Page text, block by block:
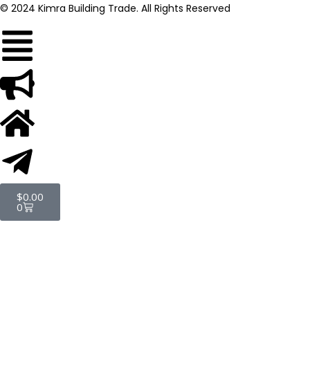
© 2024 Kimra Building Trade. All Rights Reserved
$0.00
0